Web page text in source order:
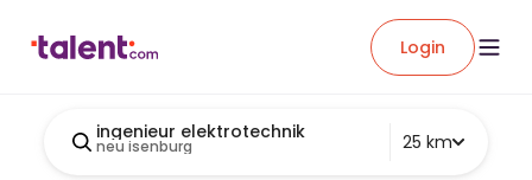
Login
ingenieur elektrotechnik
neu isenburg 25 km